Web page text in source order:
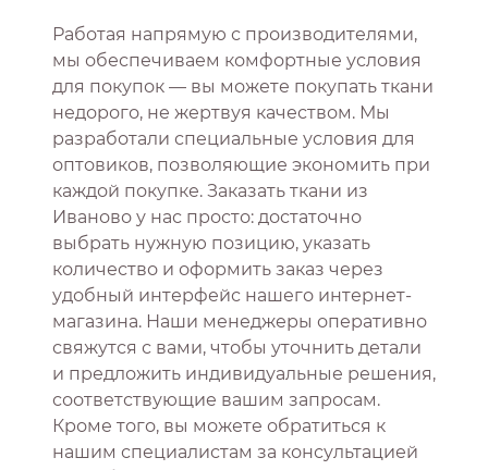
Работая напрямую с производителями,
мы обеспечиваем комфортные условия
для покупок — вы можете покупать ткани
недорого, не жертвуя качеством. Мы
разработали специальные условия для
оптовиков, позволяющие экономить при
каждой покупке. Заказать ткани из
Иваново у нас просто: достаточно
выбрать нужную позицию, указать
количество и оформить заказ через
удобный интерфейс нашего интернет-
магазина. Наши менеджеры оперативно
свяжутся с вами, чтобы уточнить детали
и предложить индивидуальные решения,
соответствующие вашим запросам.
Кроме того, вы можете обратиться к
нашим специалистам за консультацией